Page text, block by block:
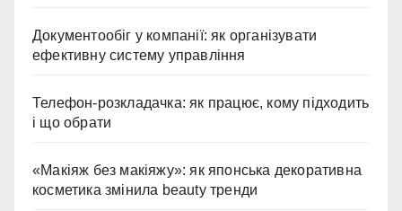
Документообіг у компанії: як організувати
ефективну систему управління
Телефон-розкладачка: як працює, кому підходить
і що обрати
«Макіяж без макіяжу»: як японська декоративна
косметика змінила beauty тренди